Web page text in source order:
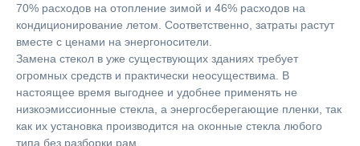
70% расходов на отопление зимой и 46% расходов на
кондиционирование летом. Соответственно, затраты растут
вместе с ценами на энергоносители.
Замена стекол в уже существующих зданиях требует
огромных средств и практически неосуществима. В
настоящее время выгоднее и удобнее применять не
низкоэмиссионные стекла, а энергосберегающие пленки, так
как их установка производится на оконные стекла любого
типа без разборки рам.